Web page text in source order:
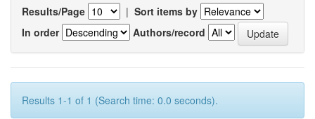
Results/Page | Sort items by
In order
Authors/record
Results 1-1 of 1 (Search time: 0.0 seconds).